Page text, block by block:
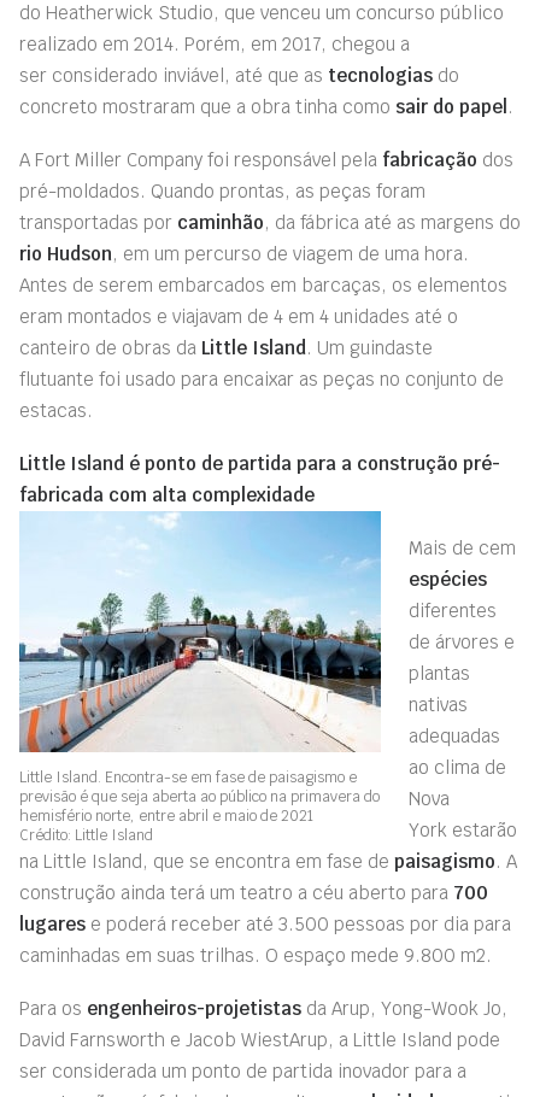
do Heatherwick Studio, que venceu um concurso público
realizado em 2014. Porém, em 2017, chegou a
ser considerado inviável, até que as tecnologias do
concreto mostraram que a obra tinha como sair do papel .
A Fort Miller Company foi responsável pela fabricação dos
pré-moldados. Quando prontas, as peças foram
transportadas por caminhão, da fábrica até as margens do
rio Hudson, em um percurso de viagem de uma hora.
Antes de serem embarcados em barcaças, os elementos
eram montados e viajavam de 4 em 4 unidades até o
canteiro de obras da Little Island. Um guindaste
flutuante foi usado para encaixar as peças no conjunto de
estacas.
Little Island é ponto de partida para a construção pré-
fabricada com alta complexidade
Little Island. Encontra-se em fase de paisagismo e
previsão é que seja aberta ao público na primavera do
hemisfério norte, entre abril e maio de 2021
Crédito: Little Island
Mais de cem
espécies
diferentes
de árvores e
plantas
nativas
adequadas
ao clima de
Nova
York estarão
na Little Island, que se encontra em fase de paisagismo. A
construção ainda terá um teatro a céu aberto para 700
lugares e poderá receber até 3.500 pessoas por dia para
caminhadas em suas trilhas. O espaço mede 9.800 m2.
Para os engenheiros-projetistas da Arup, Yong-Wook Jo,
David Farnsworth e Jacob WiestArup, a Little Island pode
ser considerada um ponto de partida inovador para a